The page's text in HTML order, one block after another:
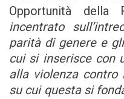
Opportunità
incentrato
parità di genere e
cui si inserisce con
alla violenza
su cui questa si